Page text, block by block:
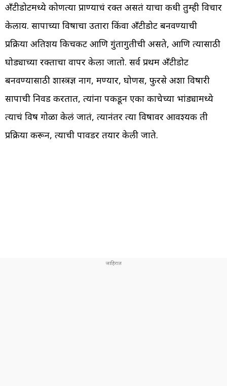
अ‍ँटीडोटमध्ये कोणत्या प्राण्याचं रक्त असतं याचा कधी तुम्ही विचार
केलाय. सापाच्या विषाचा उतारा किंवा अ‍ँटीडोट बनवण्याची
प्रक्रिया अतिशय किचकट आणि गुंतागुतीची असते, आणि त्यासाठी
घोड्याच्या रक्ताचा वापर केला जातो. सर्व प्रथम अ‍ँटीडोट
बनवण्यासाठी शास्त्रज्ञ नाग, मण्यार, घोणस, फुरसे अशा विषारी
सापाची निवड करतात, त्यांना पकडून एका काचेच्या भांड्यामध्ये
त्याचं विष गोळा केलं जातं, त्यानंतर त्या विषावर आवश्यक ती
प्रक्रिया करून, त्याची पावडर तयार केली जाते.